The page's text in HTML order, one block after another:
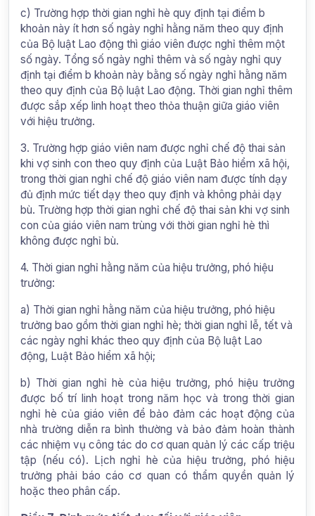
c) Trường hợp thời gian nghỉ hè quy định tại điểm b
khoản này ít hơn số ngày nghỉ hằng năm theo quy định
của Bộ luật Lao động thì giáo viên được nghỉ thêm một
số ngày. Tổng số ngày nghỉ thêm và số ngày nghỉ quy
định tại điểm b khoản này bằng số ngày nghỉ hằng năm
theo quy định của Bộ luật Lao động. Thời gian nghỉ thêm
được sắp xếp linh hoạt theo thỏa thuận giữa giáo viên
với hiệu trưởng.
3. Trường hợp giáo viên nam được nghỉ chế độ thai sản
khi vợ sinh con theo quy định của Luật Bảo hiểm xã hội,
trong thời gian nghỉ chế độ giáo viên nam được tính dạy
đủ định mức tiết dạy theo quy định và không phải dạy
bù. Trường hợp thời gian nghỉ chế độ thai sản khi vợ sinh
con của giáo viên nam trùng với thời gian nghỉ hè thì
không được nghỉ bù.
4. Thời gian nghỉ hằng năm của hiệu trưởng, phó hiệu
trưởng:
a) Thời gian nghỉ hằng năm của hiệu trưởng, phó hiệu
trưởng bao gồm thời gian nghỉ hè; thời gian nghỉ lễ, tết và
các ngày nghỉ khác theo quy định của Bộ luật Lao
động, Luật Bảo hiểm xã hội;
b) Thời gian nghỉ hè của hiệu trưởng, phó hiệu trưởng
được bố trí linh hoạt trong năm học và trong thời gian
nghỉ hè của giáo viên để bảo đảm các hoạt động của
nhà trường diễn ra bình thường và bảo đảm hoàn thành
các nhiệm vụ công tác do cơ quan quản lý các cấp triệu
tập (nếu có). Lịch nghỉ hè của hiệu trưởng, phó hiệu
trưởng phải báo cáo cơ quan có thẩm quyền quản lý
hoặc theo phân cấp.